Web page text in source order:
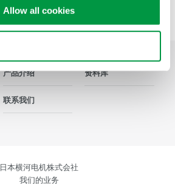
Allow all cookies
Precision Making
产品介绍 资料库
联系我们
日本横河电机株式会社
我们的业务